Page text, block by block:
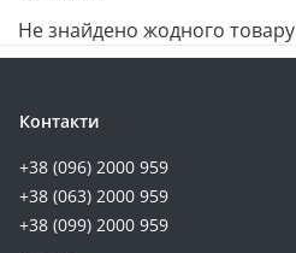
Не знайдено жодного товару
Контакти
+38 (096) 2000 959
+38 (063) 2000 959
+38 (099) 2000 959